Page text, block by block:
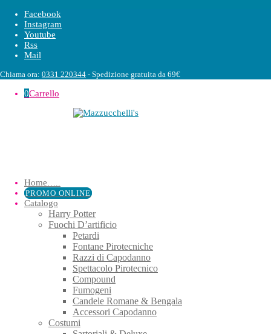
Facebook
Instagram
Youtube
Rss
Mail
Chiama ora: 0331 220344 - Spedizione gratuita da 69€
0Carrello
Home…..
PROMO ONLINE
Catalogo
Harry Potter
Fuochi D’artificio
Petardi
Fontane Pirotecniche
Razzi di Capodanno
Spettacolo Pirotecnico
Compound
Fumogeni
Candele Romane & Bengala
Accessori Capodanno
Costumi